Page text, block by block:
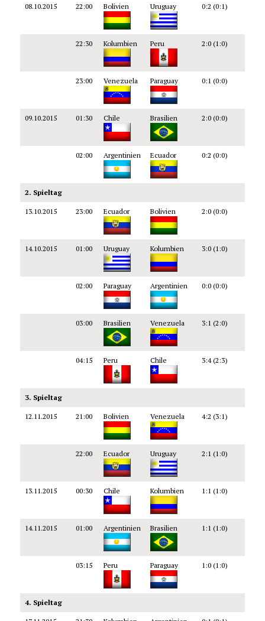
08.10.2015 22:00 Bolivien Uruguay 0:2 (0:1)
22:30 Kolumbien Peru 2:0 (1:0)
23:00 Venezuela Paraguay 0:1 (0:0)
09.10.2015 01:30 Chile Brasilien 2:0 (0:0)
02:00 Argentinien Ecuador 0:2 (0:0)
2. Spieltag
13.10.2015 23:00 Ecuador Bolivien 2:0 (0:0)
14.10.2015 01:00 Uruguay Kolumbien 3:0 (1:0)
02:00 Paraguay Argentinien 0:0 (0:0)
03:00 Brasilien Venezuela 3:1 (2:0)
04:15 Peru Chile 3:4 (2:3)
3. Spieltag
12.11.2015 21:00 Bolivien Venezuela 4:2 (3:1)
22:00 Ecuador Uruguay 2:1 (1:0)
13.11.2015 00:30 Chile Kolumbien 1:1 (1:0)
14.11.2015 01:00 Argentinien Brasilien 1:1 (1:0)
03:15 Peru Paraguay 1:0 (1:0)
4. Spieltag